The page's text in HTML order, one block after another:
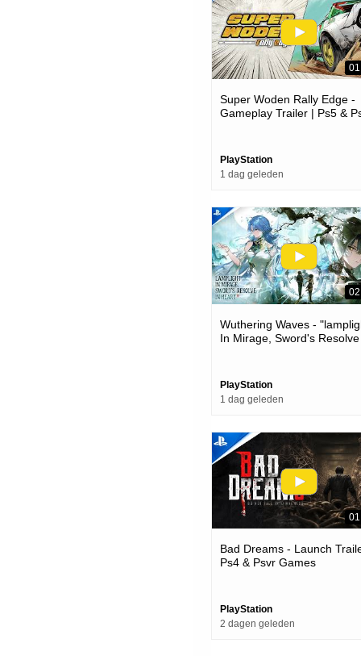
Super Woden Rally Edge -
Gameplay Trailer | Ps5 &
PlayStation
1 dag geleden
Wuthering Waves -
In Mirage, Sword's
PlayStation
1 dag geleden
Bad Dreams - Launch
Ps4 & Psvr Games
PlayStation
2 dagen geleden